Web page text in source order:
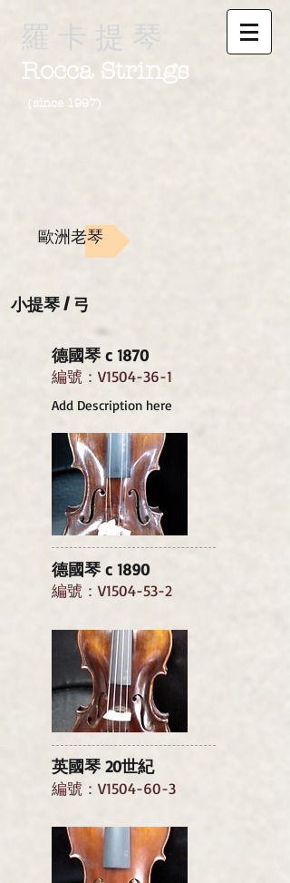
羅 卡 提 琴
Rocca Strings
（since 1997)
歐洲老琴
小提琴/弓
德國琴 c 1870
編號：V1504-36-1
Add Description here
德國琴 c 1890
編號：V1504-53-2
英國琴 20世紀
編號：V1504-60-3